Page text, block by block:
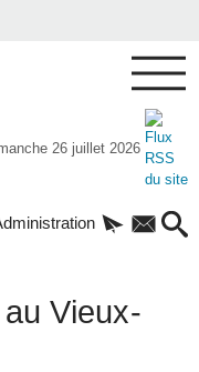
26 juillet 2026
Vieux-